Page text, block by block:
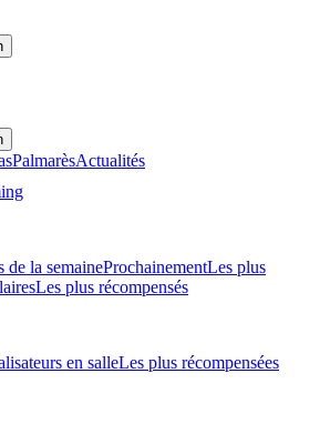
PalmarèsActualités
de la semaineProchainementLes plus
Les plus récompensés
en salleLes plus récompensées